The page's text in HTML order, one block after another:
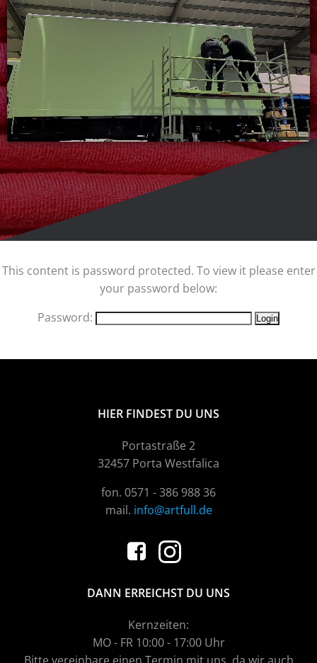
This content is password protected. To view it please enter
your password below:
Password:
HIER FINDEST DU UNS
Portastraße 2
32457 Porta Westfalica
fon. 0571 - 386 988 36
mail. info@artfull.de
DANN ERREICHST DU UNS
Kernzeiten:
MO - FR 10:00 - 17:00 Uhr
Bitte vereinbare einen Termin mit uns, da wir auch